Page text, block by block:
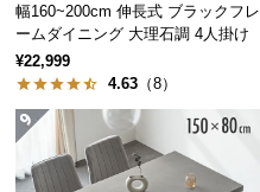
い
て
品・
キ
ャ
配置スペースの比較
幅160~200cm 伸長式 ブラックフレ
ームダイニング 大理石調 4人掛け
¥22,999
4.63 （8）